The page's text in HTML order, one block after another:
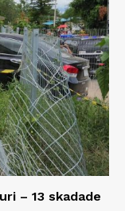
– 13 skadade